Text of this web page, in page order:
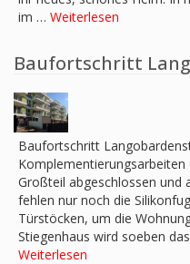
im … Weiterlesen
Baufortschritt
Baufortschritt
Großteil abgeschlossen und
fehlen nur noch die
Türstöcken, um die
Stiegenhaus wird soeben
Weiterlesen